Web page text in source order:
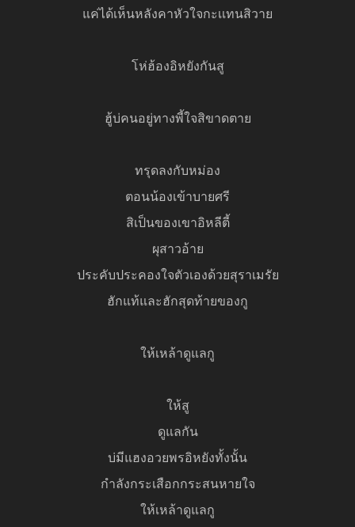
แค่ได้เห็นหลังคาหัวใจกะเเทนสิวาย
โห่ฮ้องอิหยังกันสู
ฮู้บ่คนอยู่ทางพี้ใจสิขาดตาย
ทรุดลงกับหม่อง
ตอนน้องเข้าบายศรี
สิเป็นของเขาอิหลีตี้
ผุสาวอ้าย
ประคับประคองใจตัวเองด้วยสุราเมรัย
ฮักแท้และฮักสุดท้ายของกู
ให้เหล้าดูแลกู
ให้สู
ดูแลกัน
บ่มีแฮงอวยพรอิหยังทั้งนั้น
กำลังกระเสือกกระสนหายใจ
ให้เหล้าดูแลกู